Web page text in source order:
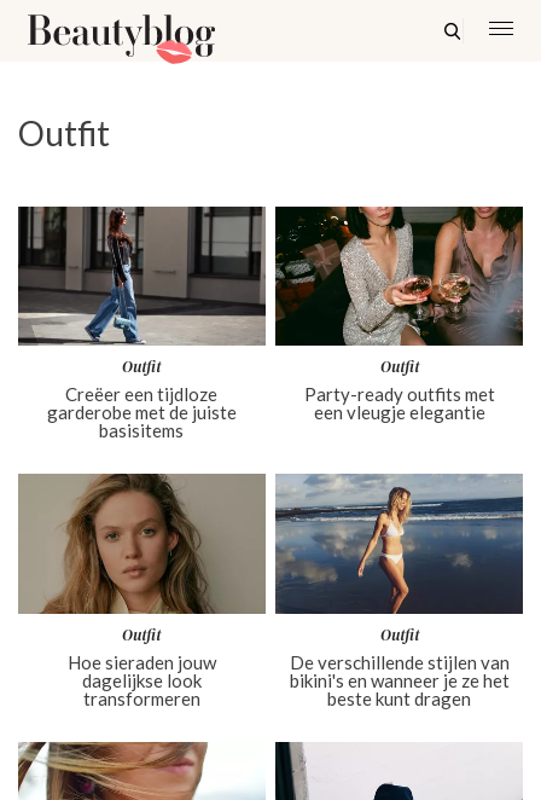
Outfit
Outfit
Creëer een tijdloze
garderobe met de juiste
basisitems
Outfit
Party-ready outfits met
een vleugje elegantie
Outfit
Hoe sieraden jouw
dagelijkse look
transformeren
Outfit
De verschillende stijlen van
bikini's en wanneer je ze het
beste kunt dragen